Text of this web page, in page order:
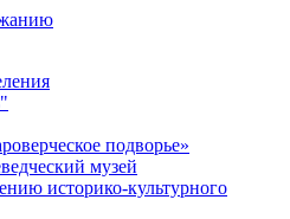
подворье»
музей
историко-культурного